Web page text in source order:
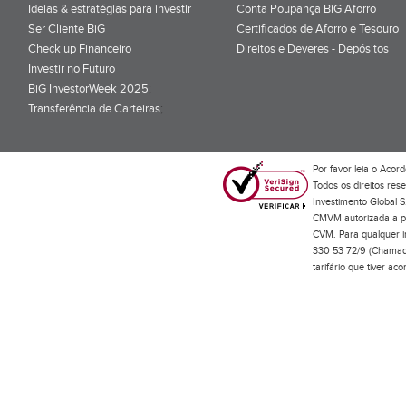
Ideias & estratégias para investir
Ser Cliente BiG
Check up Financeiro
Investir no Futuro
BiG InvestorWeek 2025;
Transferência de Carteiras;
Conta Poupança BiG Aforro
Certificados de Aforro e Tesouro
Direitos e Deveres - Depósitos
Por favor leia o
Todos os direitos
Investimento Global
CMVM autorizada a
CVM. Para qualquer
330 53 72/9
tarifário que tiver